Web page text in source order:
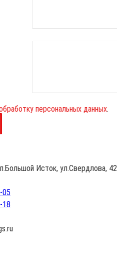
персональных данных.
п.Большой Исток, ул.Свердлова, 42
05
18